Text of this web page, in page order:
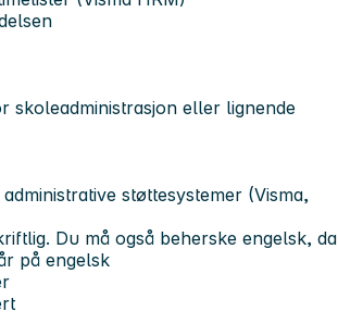
skoleadministrasjon eller lignende
støttesystemer (Visma,
Du må også beherske engelsk, da
på engelsk